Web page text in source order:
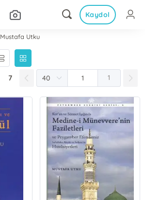
Kaydol
Mustafa Utku
7 1